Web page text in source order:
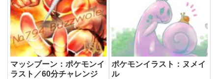
マッシブーン：ポケモンイ
ラスト／60分チャレンジ
ポケモンイラスト：ヌメイ
ル